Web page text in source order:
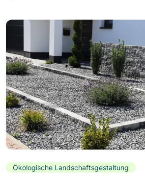
Ökologische Landschaftsgestaltung